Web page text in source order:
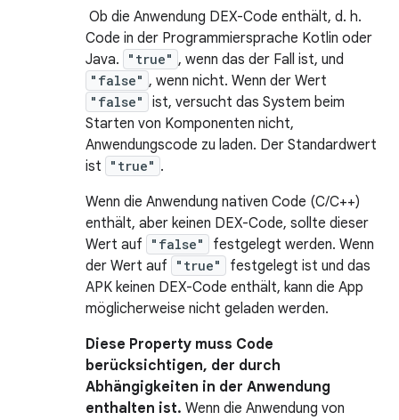
Ob die Anwendung DEX-Code enthält, d. h.
Code in der Programmiersprache Kotlin oder
Java.
"true" , wenn das der Fall ist, und
"false" , wenn nicht. Wenn der Wert
"false"
ist, versucht das System beim
Starten von Komponenten nicht,
Anwendungscode zu laden. Der Standardwert
ist
"true" .
Wenn die Anwendung nativen Code (C/C++)
enthält, aber keinen DEX-Code, sollte dieser
Wert auf
"false"
festgelegt werden. Wenn
der Wert auf
"true"
festgelegt ist und das
APK keinen DEX-Code enthält, kann die App
möglicherweise nicht geladen werden.
Diese Property muss Code
berücksichtigen, der durch
Abhängigkeiten in der Anwendung
enthalten ist. Wenn die Anwendung von